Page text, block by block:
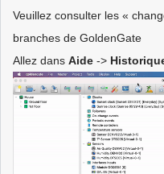
Veuillez consulter les «
branches de GoldenGate
Allez dans Aide ->